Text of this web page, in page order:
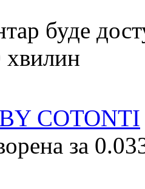
буде
хвилин
COTONTI
за